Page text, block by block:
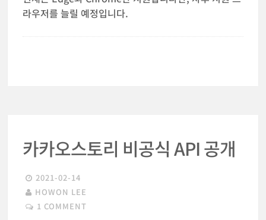
라우저를 늘릴 예정입니다.
카카오스토리 비공식 API 공개
2021-02-14
HOWON LEE
1 COMMENT